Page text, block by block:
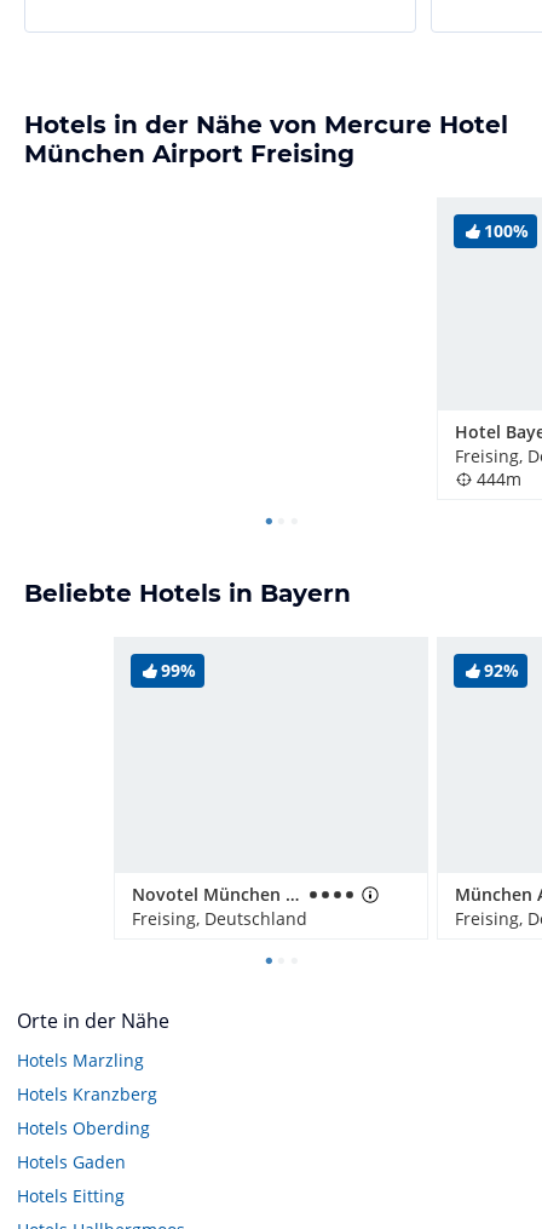
Hotels in der Nähe von Mercure Hotel
München Airport Freising
100%
Freising,
444m
Beliebte Hotels in Bayern
99%
Novotel München Airport
Freising, Deutschland
92%
Freising,
Orte in der Nähe
Hotels Marzling
Hotels Kranzberg
Hotels Oberding
Hotels Gaden
Hotels Eitting